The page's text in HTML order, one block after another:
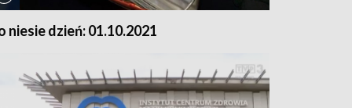
niesie dzień: 01.10.2021